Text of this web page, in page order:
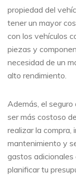
propiedad del
tener un mayor
con los vehículos
piezas y
necesidad de un
alto rendimiento.
Además, el
ser más costoso
realizar la compra,
mantenimiento y
gastos adicionales
planificar tu